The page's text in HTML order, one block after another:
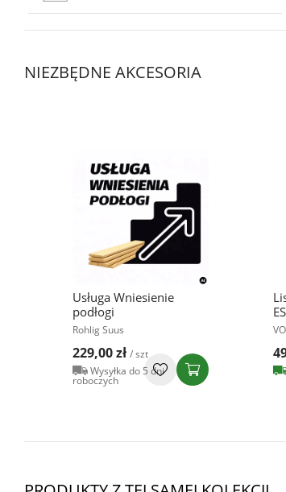
NIEZBĘDNE AKCESORIA
Usługa Wniesienie
podłogi
Rohlig Suus
229,00 zł / szt
Wysyłka do 5 dni
roboczych